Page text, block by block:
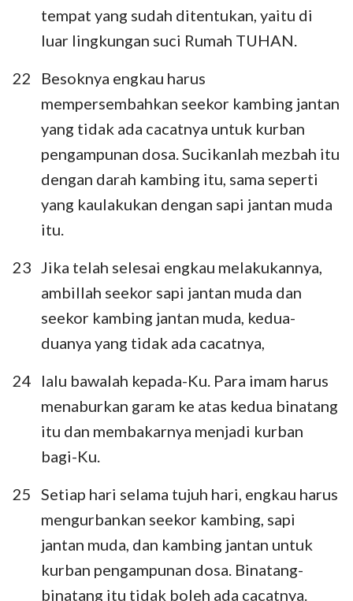
tempat yang sudah ditentukan, yaitu di
luar lingkungan suci Rumah TUHAN.
22
Besoknya engkau harus
mempersembahkan seekor kambing jantan
yang tidak ada cacatnya untuk kurban
pengampunan dosa. Sucikanlah mezbah itu
dengan darah kambing itu, sama seperti
yang kaulakukan dengan sapi jantan muda
itu.
23
Jika telah selesai engkau melakukannya,
ambillah seekor sapi jantan muda dan
seekor kambing jantan muda, kedua-
duanya yang tidak ada cacatnya,
24
lalu bawalah kepada-Ku. Para imam harus
menaburkan garam ke atas kedua binatang
itu dan membakarnya menjadi kurban
bagi-Ku.
25 Setiap hari selama tujuh hari, engkau harus
mengurbankan seekor kambing, sapi
jantan muda, dan kambing jantan untuk
kurban pengampunan dosa. Binatang-
binatang itu tidak boleh ada cacatnya.